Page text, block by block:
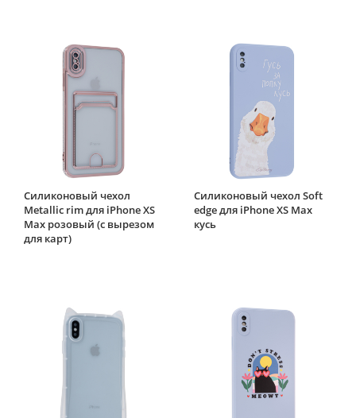
Силиконовый чехол
Metallic rim для iPhone XS
Max розовый (с вырезом
для карт)
Силиконовый чехол Soft
edge для iPhone XS Max
кусь